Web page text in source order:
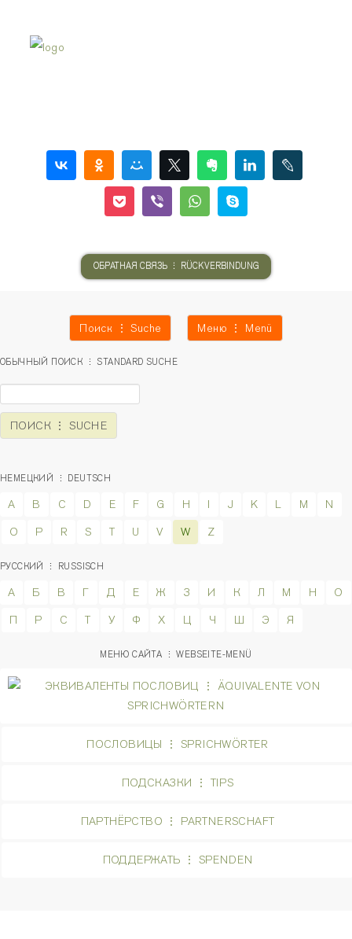
ОБРАТНАЯ СВЯЗЬ ⋮ RÜCKVERBINDUNG
Поиск ⋮ Suche Меню ⋮ Menü
ОБЫЧНЫЙ ПОИСК ⋮ STANDARD SUCHE
НЕМЕЦКИЙ ⋮ DEUTSCH
A B C D E F G H I J K L M
N
O
P R S T U V W Z
РУССКИЙ ⋮ RUSSISCH
А Б В Г Д Е Ж З И К Л М Н
О
П
Р С Т У Ф Х Ц Ч Ш Э Я
МЕНЮ САЙТА ⋮ WEBSEITE-MENÜ
ПОСЛОВИЦЫ ⋮ SPRICHWÖRTER
ПОДСКАЗКИ ⋮ TIPS
ПАРТНЁРСТВО ⋮ PARTNERSCHAFT
ПОДДЕРЖАТЬ ⋮ SPENDEN